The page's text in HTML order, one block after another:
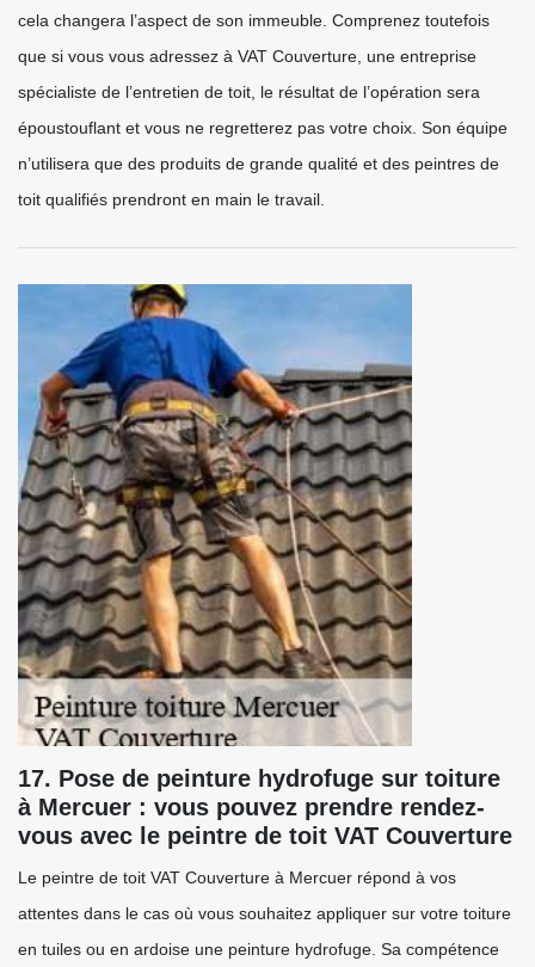
cela changera l’aspect de son immeuble. Comprenez toutefois
que si vous vous adressez à VAT Couverture, une entreprise
spécialiste de l’entretien de toit, le résultat de l’opération sera
époustouflant et vous ne regretterez pas votre choix. Son équipe
n’utilisera que des produits de grande qualité et des peintres de
toit qualifiés prendront en main le travail.
17. Pose de peinture hydrofuge sur toiture
à Mercuer : vous pouvez prendre rendez-
vous avec le peintre de toit VAT Couverture
Le peintre de toit VAT Couverture à Mercuer répond à vos
attentes dans le cas où vous souhaitez appliquer sur votre toiture
en tuiles ou en ardoise une peinture hydrofuge. Sa compétence